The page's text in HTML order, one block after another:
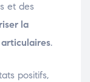
et des
la
.
positifs,